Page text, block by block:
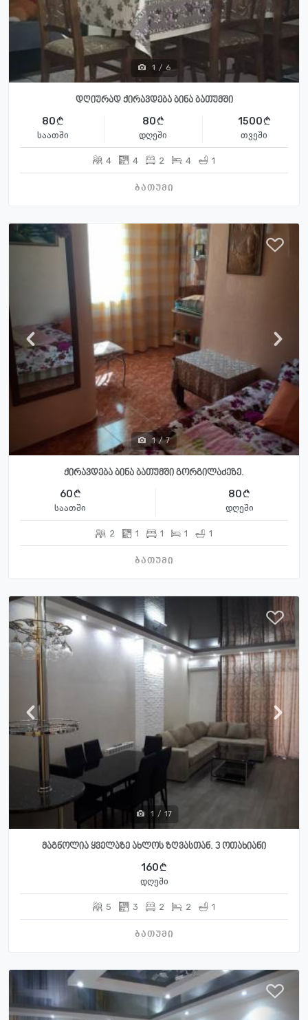
1 / 6
დღიურად ქირავდება ბინა ბათუმში
80
საათში
80
დღეში
1500
თვეში
4 4 2 4 1
ბათუმი
1 / 7
ქირავდება ბინა ბათუმში გორგილაძეზე.
60
საათში
80
დღეში
2 1 1 1 1
ბათუმი
1 / 17
მაგნოლია ყველაზე ახლოს ზღვასთან. 3 ოთახიანი
160
დღეში
5 3 2 2 1
ბათუმი